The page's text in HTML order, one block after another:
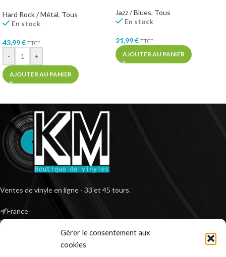
Gérer le consentement aux
cookies
Hard Rock / Métal, Tous
En stock
43,99€ TTC*
- +
AJOUTER AU PANIER
Jazz / Blues, Tous
En stock
21,99€ TTC*
AJOUTER AU PANIER
Ventes de vinyle en ligne - 33 et 45 tours.
France